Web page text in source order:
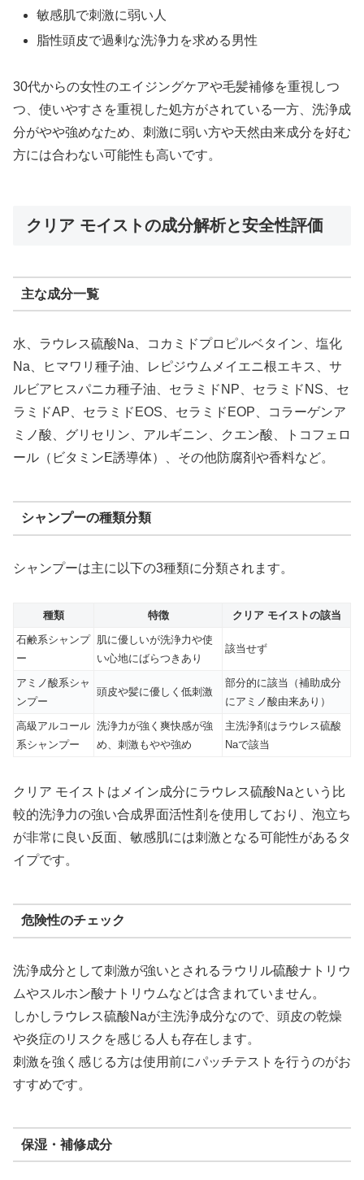
敏感肌で刺激に弱い人
脂性頭皮で過剰な洗浄力を求める男性
30代からの女性のエイジングケアや毛髪補修を重視しつ
つ、使いやすさを重視した処方がされている一方、洗浄成
分がやや強めなため、刺激に弱い方や天然由来成分を好む
方には合わない可能性も高いです。
クリア モイストの成分解析と安全性評価
主な成分一覧
水、ラウレス硫酸Na、コカミドプロピルベタイン、塩化
Na、ヒマワリ種子油、レピジウムメイエニ根エキス、サ
ルビアヒスパニカ種子油、セラミドNP、セラミドNS、セ
ラミドAP、セラミドEOS、セラミドEOP、コラーゲンア
ミノ酸、グリセリン、アルギニン、クエン酸、トコフェロ
ール（ビタミンE誘導体）、その他防腐剤や香料など。
シャンプーの種類分類
シャンプーは主に以下の3種類に分類されます。
種類 特徴
クリア モイストの該当
石鹸系シャンプ
ー
肌に優しいが洗浄力や使
い心地にばらつきあり
該当せず
アミノ酸系シャ
ンプー
頭皮や髪に優しく低刺激
部分的に該当（補助成分
にアミノ酸由来あり）
高級アルコール
系シャンプー
洗浄力が強く爽快感が強
め、刺激もやや強め
主洗浄剤はラウレス硫酸
Naで該当
クリア モイストはメイン成分にラウレス硫酸Naという比
較的洗浄力の強い合成界面活性剤を使用しており、泡立ち
が非常に良い反面、敏感肌には刺激となる可能性があるタ
イプです。
危険性のチェック
洗浄成分として刺激が強いとされるラウリル硫酸ナトリウ
ムやスルホン酸ナトリウムなどは含まれていません。
しかしラウレス硫酸Naが主洗浄成分なので、頭皮の乾燥
や炎症のリスクを感じる人も存在します。
刺激を強く感じる方は使用前にパッチテストを行うのがお
すすめです。
保湿・補修成分